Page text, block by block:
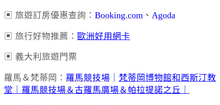
▣ 旅遊訂房優惠查詢： Booking.com 、 Agoda
▣ 旅行好物推薦： 歐洲好用網卡
▣ 義大利旅遊門票
羅馬＆梵蒂岡： 羅馬競技場
梵蒂岡博物館和西斯汀教
堂｜ 羅馬競技場＆古羅馬廣場＆帕拉提諾之丘｜